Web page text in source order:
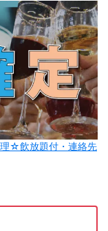
☆飲放題付・連絡先